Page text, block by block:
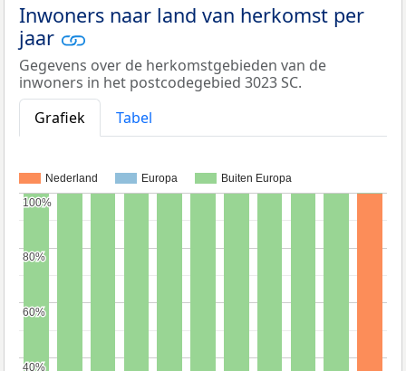
Inwoners naar land van herkomst per
jaar
Gegevens over de herkomstgebieden van de
inwoners in het postcodegebied 3023 SC.
Grafiek
Tabel
Nederland Europa Buiten Europa
40%
40%
60%
60%
80%
80%
100%
100%